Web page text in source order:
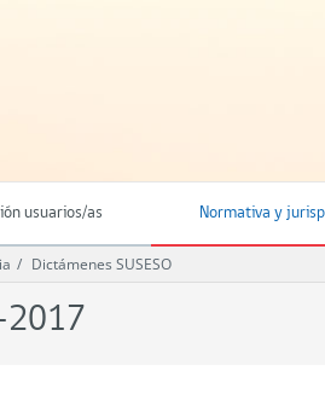
usuarios/as Normativa y
Dictámenes SUSESO